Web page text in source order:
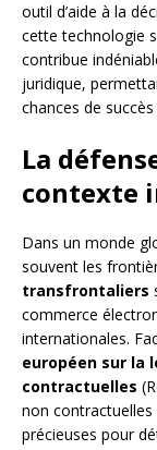
outil d’aide à la
cette technologie
contribue
juridique,
chances de
La
contexte
Dans un monde
souvent les
transfrontaliers
commerce
internationales.
européen sur la
contractuelles
non
précieuses pour